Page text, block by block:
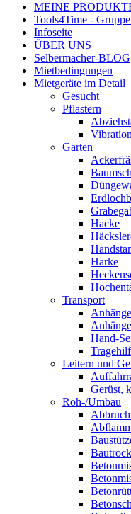
MEINE
Tools4Time -
Infoseite
ÜBER UNS
Selbermacher-BLOG
Mietbedingungen
Mietgeräte im Detail
Gesucht
Pflastern
Garten
Hacke
Harke
Transport
Hand-
Leitern und
Gerüst,
Roh-/Umbau